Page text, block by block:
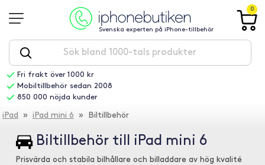
Svenska experten på iPhone-tillbehör
0
Fri frakt över 1000 kr
Mobiltillbehör sedan 2008
850 000 nöjda kunder
iPad » iPad mini 6 » Biltillbehör
Biltillbehör till iPad mini 6
Prisvärda och stabila bilhållare och billaddare av hög kvalité